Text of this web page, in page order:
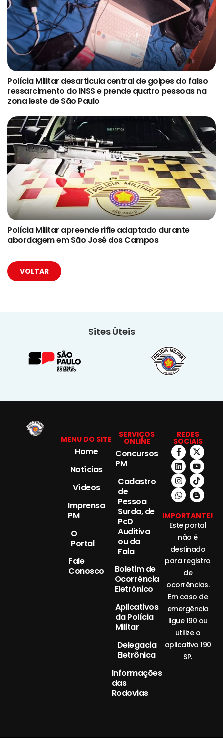
Polícia Militar desarticula central de golpes do falso
ressarcimento do INSS e prende quatro pessoas na
zona leste de São Paulo
Polícia Militar apreende rifle adaptado durante
abordagem em São José dos Campos
VOLTAR
Sites Úteis
MENU DO SITE
Home
Notícias
Vídeos
Imprensa
PM
O
Portal
Fale
Conosco
SERVIÇOS
ONLINE
Concursos
PM
Cadastro
de
Pessoa
Surda, de
PcD
Auditiva
ou da
Fala
Boletim de
Ocorrência
Eletrônico
Aplicativos
da Polícia
Militar
Delegacia
Eletrônica
Informações
das
Rodovias
REDES
SOCIAIS
IMPORTANTE!
Este portal
não é
destinado
para registro
de
ocorrências.
Em caso de
emergência
ligue 190 ou
utilize o
aplicativo 190
SP.